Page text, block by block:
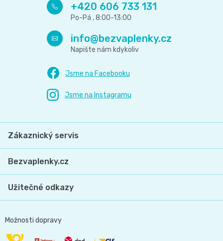
info@bezvaplenky.cz
+420 606 733 131
Zákaznický servis
Bezvaplenky.cz
Užitečné odkazy
Možnosti dopravy